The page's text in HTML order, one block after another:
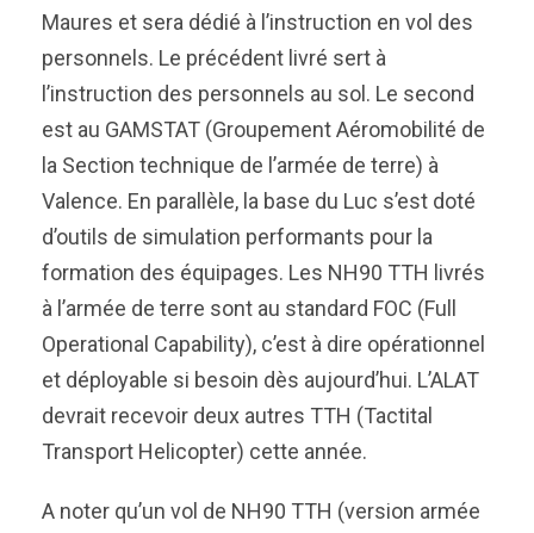
Maures et sera dédié à l’instruction en vol des
personnels. Le précédent livré sert à
l’instruction des personnels au sol. Le second
est au GAMSTAT (Groupement Aéromobilité de
la Section technique de l’armée de terre) à
Valence. En parallèle, la base du Luc s’est doté
d’outils de simulation performants pour la
formation des équipages. Les NH90 TTH livrés
à l’armée de terre sont au standard FOC (Full
Operational Capability), c’est à dire opérationnel
et déployable si besoin dès aujourd’hui. L’ALAT
devrait recevoir deux autres TTH (Tactital
Transport Helicopter) cette année.
A noter qu’un vol de NH90 TTH (version armée